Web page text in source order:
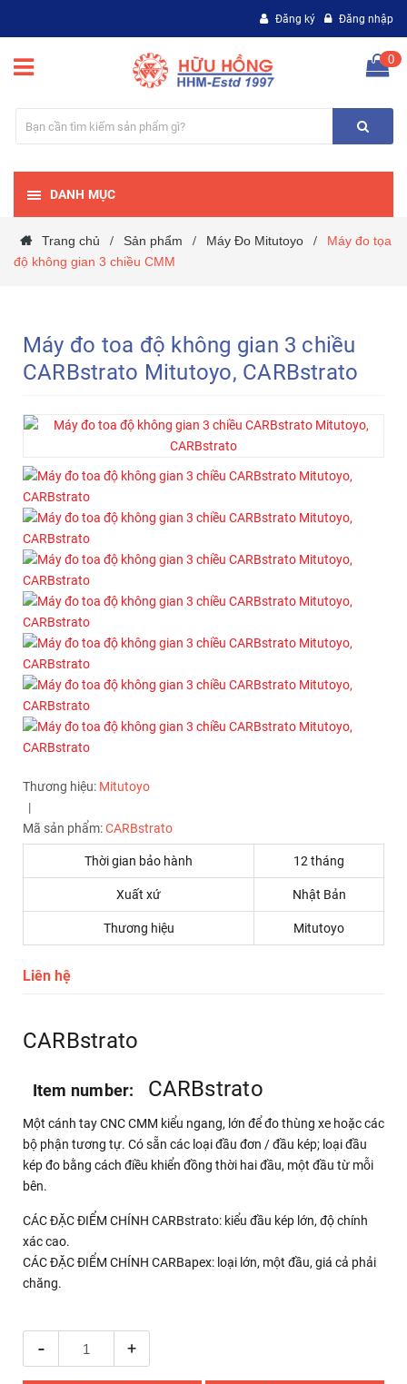
Đăng ký Đăng nhập
0
DANH MỤC
Trang chủ / Sản phẩm / Máy Đo Mitutoyo /
Máy đo tọa
độ không gian 3 chiều CMM
Máy đo toa độ không gian 3 chiều
CARBstrato Mitutoyo, CARBstrato
Thương hiệu: Mitutoyo
|
Mã sản phẩm:CARBstrato
Thời gian bảo hành 12 tháng
Xuất xứ Nhật Bản
Thương hiệu Mitutoyo
Liên hệ
CARBstrato
Item number: CARBstrato
Một cánh tay CNC CMM kiểu ngang, lớn để đo thùng xe hoặc các
bộ phận tương tự. Có sẵn các loại đầu đơn / đầu kép; loại đầu
kép đo bằng cách điều khiển đồng thời hai đầu, một đầu từ mỗi
bên.
CÁC ĐẶC ĐIỂM CHÍNH CARBstrato: kiểu đầu kép lớn, độ chính
xác cao.
CÁC ĐẶC ĐIỂM CHÍNH CARBapex: loại lớn, một đầu, giá cả phải
chăng.
- +